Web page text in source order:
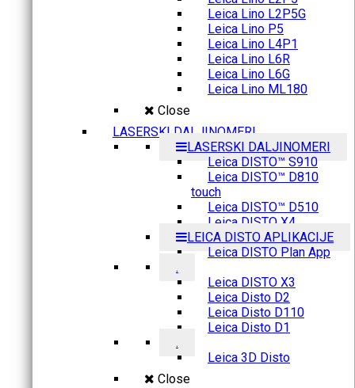
Leica Lino L2P5G
Leica Lino P5
Leica Lino L4P1
Leica Lino L6R
Leica Lino L6G
Leica Lino ML180
Close
LASERSKI DALJINOMERI
LASERSKI DALJINOMERI
Leica DISTO™ S910
Leica DISTO™ D810
touch
Leica DISTO™ D510
Leica DISTO X4
LEICA DISTO APLIKACIJE
Leica DISTO Plan App
.
Leica DISTO X3
Leica Disto D2
Leica Disto D110
Leica Disto D1
.
Leica 3D Disto
Close